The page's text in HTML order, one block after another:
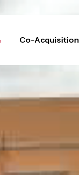
Co-Acquisition